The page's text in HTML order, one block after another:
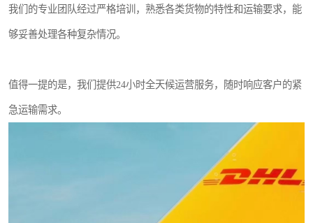
我们的专业团队经过严格培训，熟悉各类货物的特性和运输要求，能
够妥善处理各种复杂情况。
值得一提的是，我们提供24小时全天候运营服务，随时响应客户的紧
急运输需求。